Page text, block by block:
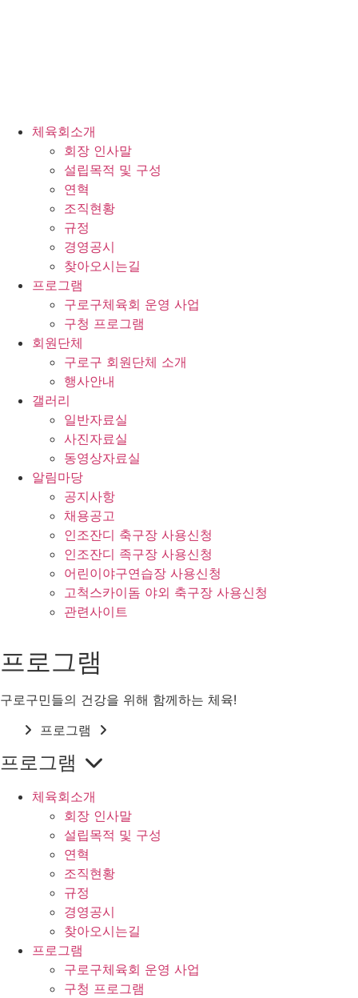
체육회소개
회장 인사말
설립목적 및 구성
연혁
조직현황
규정
경영공시
찾아오시는길
프로그램
구로구체육회 운영 사업
구청 프로그램
회원단체
구로구 회원단체 소개
행사안내
갤러리
일반자료실
사진자료실
동영상자료실
알림마당
공지사항
채용공고
인조잔디 축구장 사용신청
인조잔디 족구장 사용신청
어린이야구연습장 사용신청
고척스카이돔 야외 축구장 사용신청
관련사이트
프로그램
구로구민들의 건강을 위해 함께하는 체육!
프로그램
프로그램
체육회소개
회장 인사말
설립목적 및 구성
연혁
조직현황
규정
경영공시
찾아오시는길
프로그램
구로구체육회 운영 사업
구청 프로그램